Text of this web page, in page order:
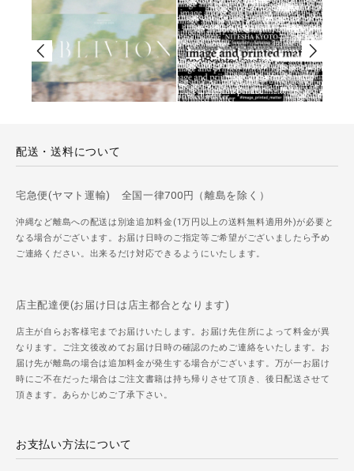
配送・送料について
宅急便(ヤマト運輸) 全国一律700円（離島を除く）
沖縄など離島への配送は別途追加料金(1万円以上の送料無料適用外)が必要と
なる場合がございます。お届け日時のご指定等ご希望がございましたら予め
ご連絡ください。出来るだけ対応できるようにいたします。
店主配達便(お届け日は店主都合となります)
店主が自らお客様宅までお届けいたします。お届け先住所によって料金が異
なります。ご注文後改めてお届け日時の確認のためご連絡をいたします。お
届け先が離島の場合は追加料金が発生する場合がございます。万が一お届け
時にご不在だった場合はご注文書籍は持ち帰りさせて頂き、後日配送させて
頂きます。あらかじめご了承下さい。
お支払い方法について